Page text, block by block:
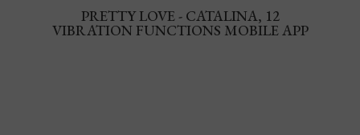
PRETTY LOVE - CATALINA, 12
VIBRATION FUNCTIONS MOBILE APP